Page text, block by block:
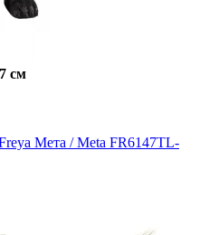
cм
Мета / Meta FR6147TL-